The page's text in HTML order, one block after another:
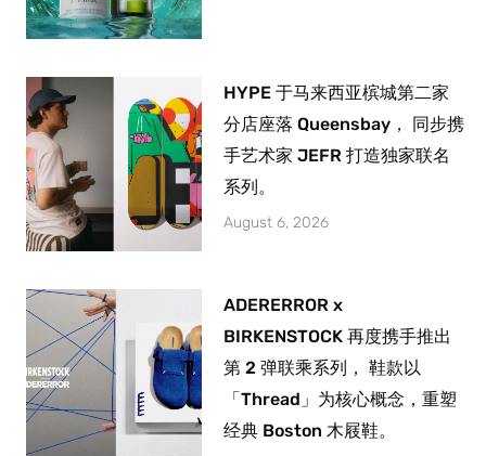
HYPE 于马来西亚槟城第二家
分店座落 Queensbay， 同步携
手艺术家 JEFR 打造独家联名
系列。
August 6, 2026
ADERERROR x
BIRKENSTOCK 再度携手推出
第 2 弹联乘系列， 鞋款以
「Thread」为核心概念，重塑
经典 Boston 木屐鞋。